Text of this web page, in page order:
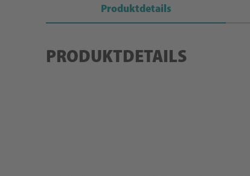
Produktdetails
PRODUKTDETAILS